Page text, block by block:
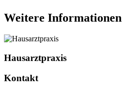
Weitere Informationen
Hausarztpraxis
Kontakt